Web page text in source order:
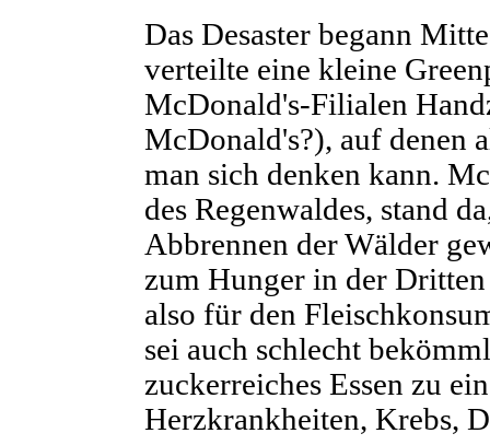
Das Desaster begann
verteilte eine kleine
McDonald's-Filialen
McDonald's?), auf denen
man sich denken kann.
des Regenwaldes, stand
Abbrennen der Wälder
zum Hunger in der
also für den
sei auch schlecht
zuckerreiches Essen zu
Herzkrankheiten, Krebs,